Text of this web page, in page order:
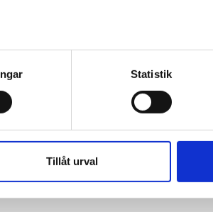
Statistik
Tillåt urval